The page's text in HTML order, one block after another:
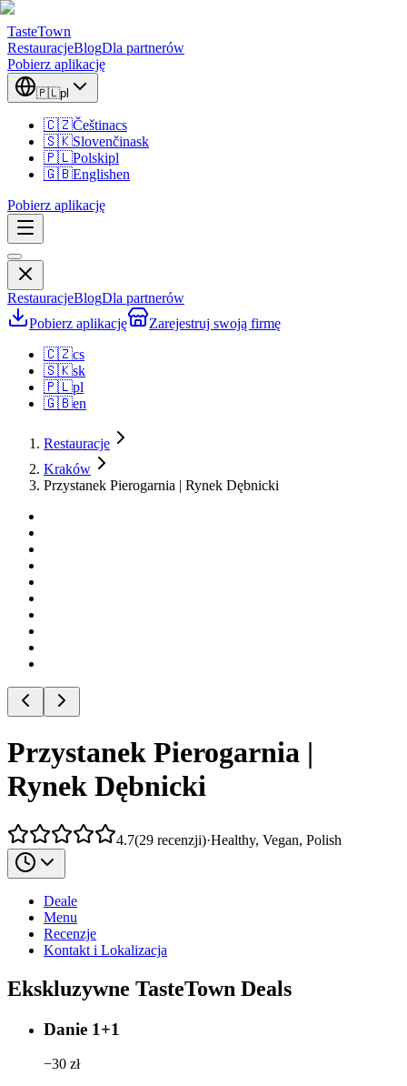
TasteTown
RestauracjeBlogDla partnerów
Pobierz aplikację
🇵🇱pl
🇨🇿Češtinacs
🇸🇰Slovenčinask
🇵🇱Polskipl
🇬🇧Englishen
Pobierz aplikację
RestauracjeBlogDla partnerów
Pobierz aplikację
Zarejestruj swoją firmę
🇨🇿cs
🇸🇰sk
🇵🇱pl
🇬🇧en
Restauracje
Kraków
Przystanek Pierogarnia | Rynek Dębnicki
Przystanek Pierogarnia |
Rynek Dębnicki
4.7(29 recenzji)·Healthy, Vegan, Polish
Deale
Menu
Recenzje
Kontakt i Lokalizacja
Ekskluzywne TasteTown Deals
Danie 1+1
−30 zł